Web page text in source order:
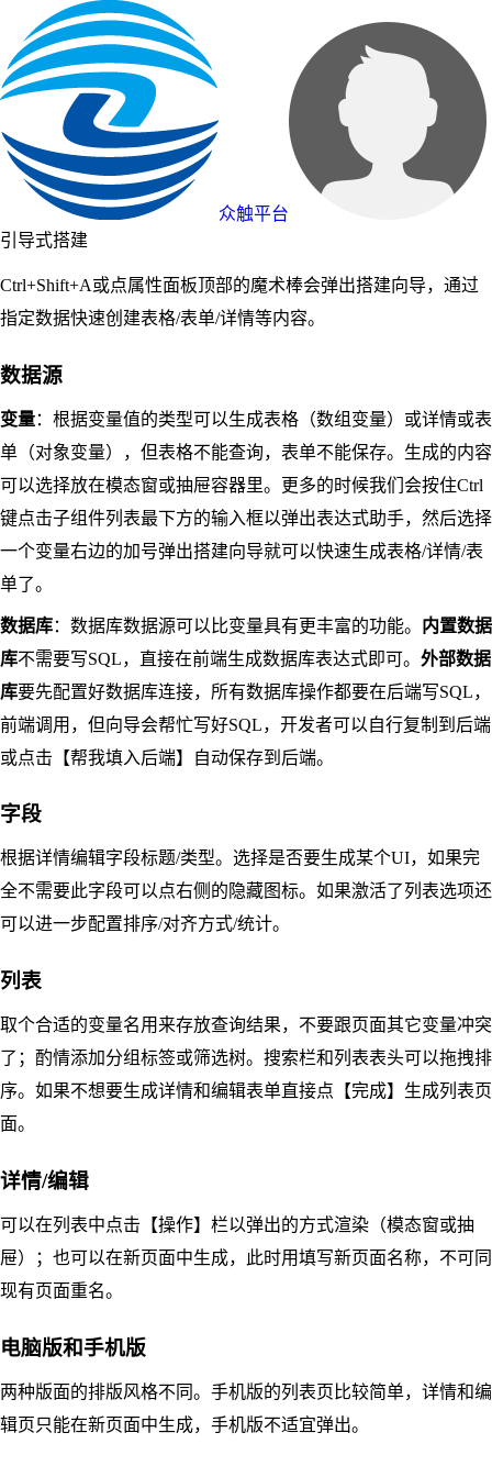
众触平台
引导式搭建
Ctrl+Shift+A或点属性面板顶部的魔术棒会弹出搭建向导，通过
指定数据快速创建表格/表单/详情等内容。
数据源
变量：根据变量值的类型可以生成表格（数组变量）或详情或表
单（对象变量），但表格不能查询，表单不能保存。生成的内容
可以选择放在模态窗或抽屉容器里。更多的时候我们会按住Ctrl
键点击子组件列表最下方的输入框以弹出表达式助手，然后选择
一个变量右边的加号弹出搭建向导就可以快速生成表格/详情/表
单了。
数据库：数据库数据源可以比变量具有更丰富的功能。 内置数据
库不需要写SQL，直接在前端生成数据库表达式即可。 外部数据
库要先配置好数据库连接，所有数据库操作都要在后端写SQL，
前端调用，但向导会帮忙写好SQL，开发者可以自行复制到后端
或点击【帮我填入后端】自动保存到后端。
字段
根据详情编辑字段标题/类型。选择是否要生成某个UI，如果完
全不需要此字段可以点右侧的隐藏图标。如果激活了列表选项还
可以进一步配置排序/对齐方式/统计。
列表
取个合适的变量名用来存放查询结果，不要跟页面其它变量冲突
了；酌情添加分组标签或筛选树。搜索栏和列表表头可以拖拽排
序。如果不想要生成详情和编辑表单直接点【完成】生成列表页
面。
详情/编辑
可以在列表中点击【操作】栏以弹出的方式渲染（模态窗或抽
屉）；也可以在新页面中生成，此时用填写新页面名称，不可同
现有页面重名。
电脑版和手机版
两种版面的排版风格不同。手机版的列表页比较简单，详情和编
辑页只能在新页面中生成，手机版不适宜弹出。